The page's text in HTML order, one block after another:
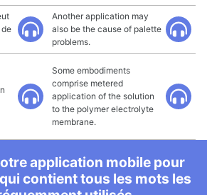
Another application may
also be the cause of palette
problems.
Some embodiments
comprise metered
application of the solution
to the polymer electrolyte
membrane.
application mobile pour
contient tous les mots les